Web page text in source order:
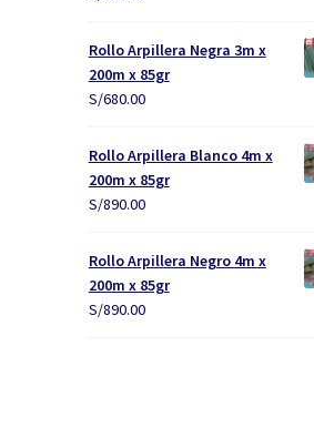
Rollo Arpillera Negra 3m x
200m x 85gr
S/680.00
Rollo Arpillera Blanco 4m x
200m x 85gr
S/890.00
Rollo Arpillera Negro 4m x
200m x 85gr
S/890.00